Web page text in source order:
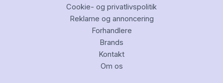
Cookie- og privatlivspolitik
Reklame og annoncering
Forhandlere
Brands
Kontakt
Om os